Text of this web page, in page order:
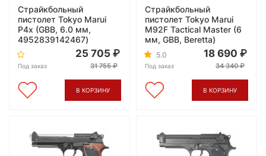
Страйкбольный
пистолет Tokyo Marui
P4x (GBB, 6.0 мм,
4952839142467)
Под заказ
25 705
31 755
В КОРЗИНУ
Страйкбольный
пистолет Tokyo Marui
M92F Tactical Master (6
мм, GBB, Beretta)
5.0
Под заказ
18 690
34 340
В КОРЗИНУ